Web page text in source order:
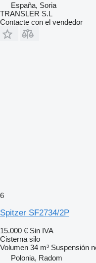
España, Soria
TRANSLER S.L
Contacte con el vendedor
6
Spitzer SF2734/2P
15.000 € Sin IVA
Cisterna silo
Volumen 34 m³ Suspensión
Polonia, Radom